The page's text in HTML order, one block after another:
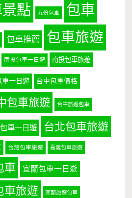
點 九份包車 包車
包車推薦 包車旅遊
南投包車一日遊 南投包車旅遊
車一日遊 台中包車價格
包車旅遊 台中旅遊包車
車一日遊 台北包車旅遊
台灣包車旅遊 嘉義包車旅遊
車 宜蘭包車一日遊
車旅遊 宜蘭旅遊包車